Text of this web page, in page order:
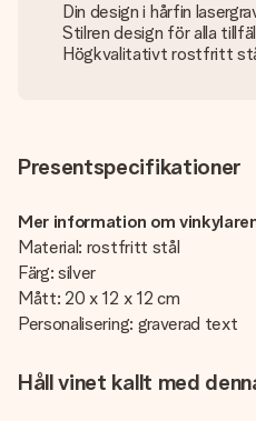
Din design i hårfin
Stilren design för alla
Högkvalitativt rostfritt
Presentspecifikationer
Mer information om
Material: rostfritt stål
Färg: silver
Mått: 20 x 12 x 12 cm
Personalisering: graverad text
Håll vinet kallt med